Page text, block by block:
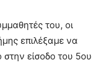
του, οι
επιλέξαμε να
είσοδο του 5ου